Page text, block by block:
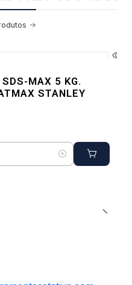
MAX 5 KG.
STANLEY